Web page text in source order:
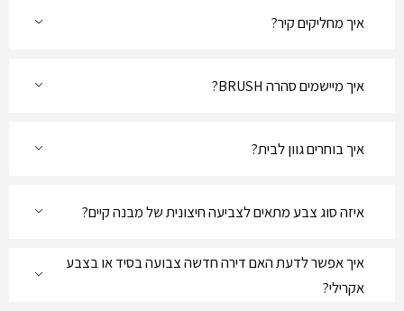
איך מחליקים קיר?
איך מיישמים סהרה BRUSH?
איך בוחרים גוון לבית?
איזה סוג צבע מתאים לצביעה חיצונית של מבנה קיים?
איך אפשר לדעת האם דירה חדשה צבועה בסיד או בצבע
אקרילי?